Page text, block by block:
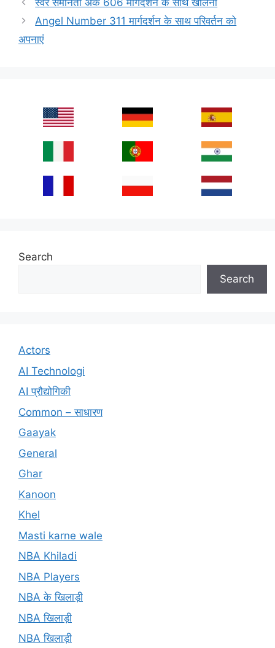
Angel Number 311 मार्गदर्शन के साथ परिवर्तन को
अपनाएं
Search
Search
Actors
AI Technologi
AI प्रौद्योगिकी
Common – साधारण
Gaayak
General
Ghar
Kanoon
Khel
Masti karne wale
NBA Khiladi
NBA Players
NBA के खिलाड़ी
NBA खिलाड़ी
NBA खिलाड़ी